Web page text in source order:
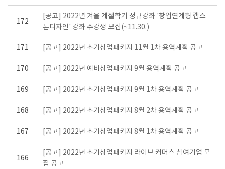
172
[공고] 2022년 겨울 계절학기 정규강좌 '창업연계형 캡스
톤디자인' 강좌 수강생 모집(~11.30.)
171 [공고] 2022년 초기창업패키지 11월 1차 용역계획 공고
170 [공고] 2022년 예비창업패키지 9월 용역계획 공고
169 [공고] 2022년 초기창업패키지 9월 1차 용역계획 공고
168 [공고] 2022년 초기창업패키지 8월 2차 용역계획 공고
167 [공고] 2022년 초기창업패키지 8월 1차 용역계획 공고
166
[공고] 2022년 초기창업패키지 라이브 커머스 참여기업 모
집 공고